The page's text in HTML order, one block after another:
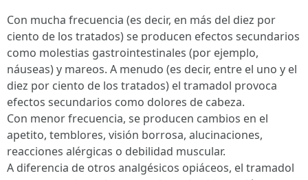
Con mucha frecuencia (es decir, en más del diez por
ciento de los tratados) se producen efectos secundarios
como molestias gastrointestinales (por ejemplo,
náuseas) y mareos. A menudo (es decir, entre el uno y el
diez por ciento de los tratados) el tramadol provoca
efectos secundarios como dolores de cabeza.
Con menor frecuencia, se producen cambios en el
apetito, temblores, visión borrosa, alucinaciones,
reacciones alérgicas o debilidad muscular.
A diferencia de otros analgésicos opiáceos, el tramadol